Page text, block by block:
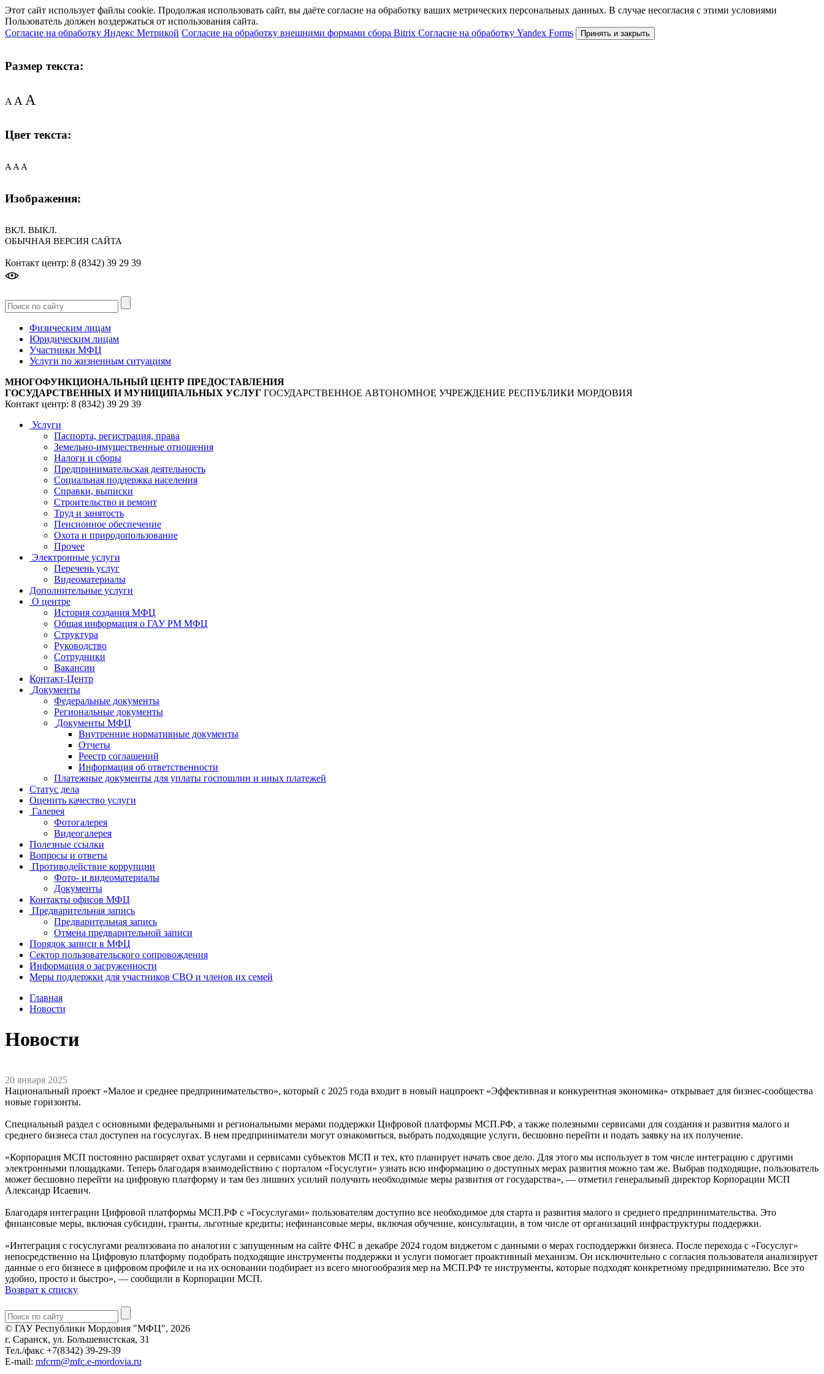
Этот сайт использует файлы cookie. Продолжая использовать сайт, вы даёте согласие на обработку ваших метрических персональных данных. В случае несогласия с этими условиями
Пользователь должен воздержаться от использования сайта.
Согласие на обработку Яндекс Метрикой Согласие на обработку внешними формами сбора Bitrix Согласие на обработку Yandex Forms Принять и закрыть
Размер текста:
AAA
Цвет текста:
A A A
Изображения:
ВКЛ. ВЫКЛ.
ОБЫЧНАЯ ВЕРСИЯ САЙТА
Контакт центр: 8 (8342) 39 29 39
Физическим лицам
Юридическим лицам
Участники МФЦ
Услуги по жизненным ситуациям
МНОГОФУНКЦИОНАЛЬНЫЙ ЦЕНТР ПРЕДОСТАВЛЕНИЯ
ГОСУДАРСТВЕННЫХ И МУНИЦИПАЛЬНЫХ УСЛУГ ГОСУДАРСТВЕННОЕ АВТОНОМНОЕ УЧРЕЖДЕНИЕ РЕСПУБЛИКИ МОРДОВИЯ
Контакт центр: 8 (8342) 39 29 39
Услуги
Паспорта, регистрация, права
Земельно-имущественные отношения
Налоги и сборы
Предпринимательская деятельность
Социальная поддержка населения
Справки, выписки
Строительство и ремонт
Труд и занятость
Пенсионное обеспечение
Охота и природопользование
Прочее
Электронные услуги
Перечень услуг
Видеоматериалы
Дополнительные услуги
О центре
История создания МФЦ
Общая информация о ГАУ РМ МФЦ
Структура
Руководство
Сотрудники
Вакансии
Контакт-Центр
Документы
Федеральные документы
Региональные документы
Документы МФЦ
Внутренние нормативные документы
Отчеты
Реестр соглашений
Информация об ответственности
Платежные документы для уплаты госпошлин и иных платежей
Статус дела
Оценить качество услуги
Галерея
Фотогалерея
Видеогалерея
Полезные ссылки
Вопросы и ответы
Противодействие коррупции
Фото- и видеоматериалы
Документы
Контакты офисов МФЦ
Предварительная запись
Предварительная запись
Отмена предварительной записи
Порядок записи в МФЦ
Сектор пользовательского сопровождения
Информация о загруженности
Меры поддержки для участников СВО и членов их семей
Главная
Новости
Новости
20 января 2025
Национальный проект «Малое и среднее предпринимательство», который с 2025 года входит в новый нацпроект «Эффективная и конкурентная экономика» открывает для бизнес-сообщества
новые горизонты.
Специальный раздел с основными федеральными и региональными мерами поддержки Цифровой платформы МСП.РФ, а также полезными сервисами для создания и развития малого и
среднего бизнеса стал доступен на госуслугах. В нем предприниматели могут ознакомиться, выбрать подходящие услуги, бесшовно перейти и подать заявку на их получение.
«Корпорация МСП постоянно расширяет охват услугами и сервисами субъектов МСП и тех, кто планирует начать свое дело. Для этого мы использует в том числе интеграцию с другими
электронными площадками. Теперь благодаря взаимодействию с порталом «Госуслуги» узнать всю информацию о доступных мерах развития можно там же. Выбрав подходящие, пользователь
может бесшовно перейти на цифровую платформу и там без лишних усилий получить необходимые меры развития от государства», — отметил генеральный директор Корпорации МСП
Александр Исаевич.
Благодаря интеграции Цифровой платформы МСП.РФ с «Госуслугами» пользователям доступно все необходимое для старта и развития малого и среднего предпринимательства. Это
финансовые меры, включая субсидии, гранты, льготные кредиты; нефинансовые меры, включая обучение, консультации, в том числе от организаций инфраструктуры поддержки.
«Интеграция с госуслугами реализована по аналогии с запущенным на сайте ФНС в декабре 2024 годом виджетом с данными о мерах господдержки бизнеса. После перехода с «Госуслуг»
непосредственно на Цифровую платформу подобрать подходящие инструменты поддержки и услуги помогает проактивный механизм. Он исключительно с согласия пользователя анализирует
данные о его бизнесе в цифровом профиле и на их основании подбирает из всего многообразия мер на МСП.РФ те инструменты, которые подходят конкретному предпринимателю. Все это
удобно, просто и быстро», — сообщили в Корпорации МСП.
Возврат к списку
© ГАУ Республики Мордовия "МФЦ", 2026
г. Саранск, ул. Большевистская, 31
Тел./факс +7(8342) 39-29-39
E-mail: mfcrm@mfc.e-mordovia.ru